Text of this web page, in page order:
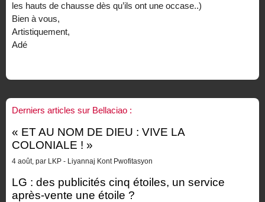
les hauts de chausse dès qu’ils ont une occase..)
Bien à vous,
Artistiquement,
Adé
Derniers articles sur Bellaciao :
« ET AU NOM DE DIEU : VIVE LA
COLONIALE ! »
4 août, par LKP - Liyannaj Kont Pwofitasyon
LG : des publicités cinq étoiles, un service
après-vente une étoile ?